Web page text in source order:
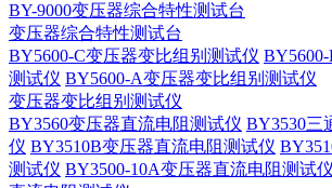
BY-9000变压器综合特性测试台
变压器综合特性测试台
BY5600-C变压器变比组别测试仪
测试仪 BY5600-A变压器变比组别测试仪
变压器变比组别测试仪
BY3560变压器直流电阻测试仪 BY3530三
仪 BY3510B变压器直流电阻测试仪
测试仪 BY3500-10A变压器直流电阻测试仪